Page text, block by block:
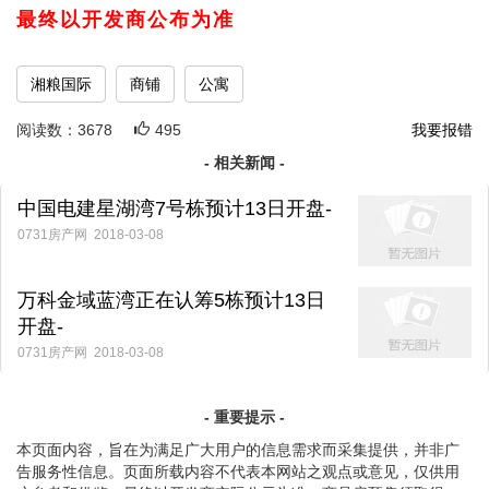
最终以开发商公布为准
湘粮国际 商铺 公寓
我要报错
阅读数： 3678
495
- 相关新闻 -
中国电建星湖湾7号栋预计13日开盘-
0731房产网 2018-03-08
万科金域蓝湾正在认筹5栋预计13日
开盘-
0731房产网 2018-03-08
- 重要提示 -
本页面内容，旨在为满足广大用户的信息需求而采集提供，并非广
告服务性信息。页面所载内容不代表本网站之观点或意见，仅供用